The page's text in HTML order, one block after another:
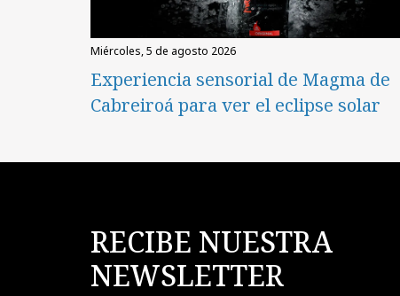
miércoles, 5 de agosto 2026
Experiencia sensorial de Magma de
Cabreiroá para ver el eclipse solar
RECIBE NUESTRA
NEWSLETTER